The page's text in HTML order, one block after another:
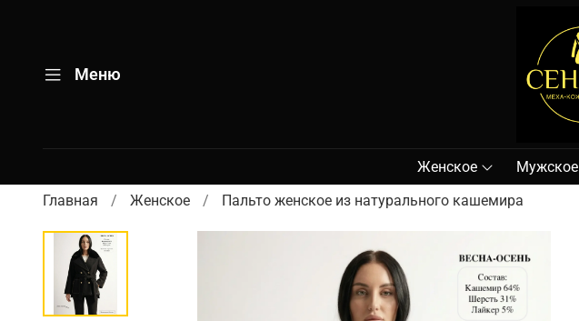
Меню
Женское Мужское
Главная
Женское Пальто женское из натурального кашемира